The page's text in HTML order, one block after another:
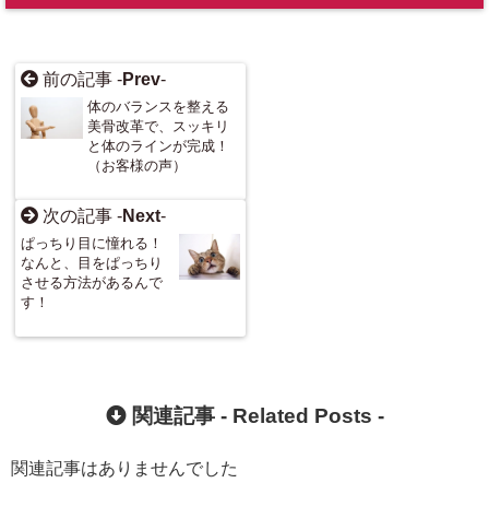
前の記事 -Prev-
体のバランスを整える
美骨改革で、スッキリ
と体のラインが完成！
（お客様の声）
次の記事 -Next-
ぱっちり目に憧れる！
なんと、目をぱっちり
させる方法があるんで
す！
関連記事 - Related Posts -
関連記事はありませんでした